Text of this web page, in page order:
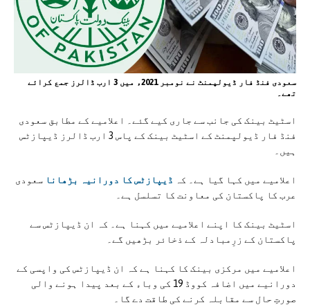
سعودی فنڈ فار ڈیولپمنٹ نے نومبر 2021ء میں 3 ارب ڈالرز جمع کرائے
تھے۔
اسٹیٹ بینک کی جانب سے جاری کیے گئے۔ اعلامیے کے مطابق سعودی
فنڈ فار ڈیولپمنٹ کے اسٹیٹ بینک کے پاس 3 ارب ڈالرز ڈیپازٹس
ہیں۔
اعلامیے میں کہا گیا ہے۔ کہ ڈیپازٹس کا دورانیہ بڑھانا سعودی
عرب کا پاکستان کی معاونت کا تسلسل ہے۔
اسٹیٹ بینک کا اپنے اعلامیے میں کہنا ہے۔ کہ ان ڈیپازٹس سے
پاکستان کے زرِمبادلہ کے ذخائر بڑھیں گے۔
اعلامیے میں مرکزی بینک کا کہنا ہے کہ ان ڈیپازٹس کی واپسی کے
دورانیے میں اضافہ کووڈ 19 کی وباء کے بعد پیدا ہونے والی
صورتِ حال سے مقابلہ کرنے کی طاقت دے گا۔